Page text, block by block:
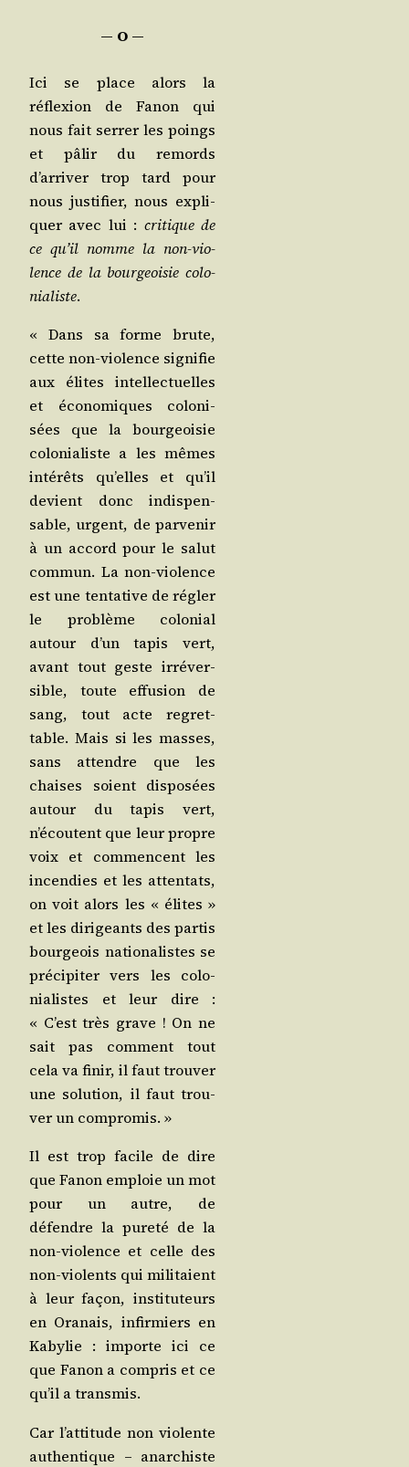
― O ―
Ici se place alors la
réflexion de Fanon qui
nous fait ser­rer les poings
et pâlir du remords
d’arriver trop tard pour
nous jus­ti­fier, nous expli­
quer avec lui : cri­tique de
ce qu’il nomme la non-vio­
lence de la bour­geoi­sie colo­
nia­liste.
« Dans sa forme brute,
cette non-vio­lence signi­fie
aux élites intel­lec­tuelles
et éco­no­miques colo­ni­
sées que la bour­geoi­sie
colo­nia­liste a les mêmes
inté­rêts qu’elles et qu’il
devient donc indis­pen­
sable, urgent, de par­ve­nir
à un accord pour le salut
com­mun. La non-vio­lence
est une ten­ta­tive de régler
le pro­blème colo­nial
autour d’un tapis vert,
avant tout geste irré­ver­
sible, toute effu­sion de
sang, tout acte regret­
table. Mais si les masses,
sans attendre que les
chaises soient dis­po­sées
autour du tapis vert,
n’écoutent que leur propre
voix et com­mencent les
incen­dies et les atten­tats,
on voit alors les « élites »
et les diri­geants des par­tis
bour­geois natio­na­listes se
pré­ci­pi­ter vers les colo­
nia­listes et leur dire :
« C’est très grave ! On ne
sait pas com­ment tout
cela va finir, il faut trou­ver
une solu­tion, il faut trou­
ver un compromis. »
Il est trop facile de dire
que Fanon emploie un mot
pour un autre, de
défendre la pure­té de la
non-vio­lence et celle des
non-vio­lents qui mili­taient
à leur façon, ins­ti­tu­teurs
en Ora­nais, infir­miers en
Kaby­lie : importe ici ce
que Fanon a com­pris et ce
qu’il a transmis.
Car l’attitude non vio­lente
authen­tique – anar­chiste